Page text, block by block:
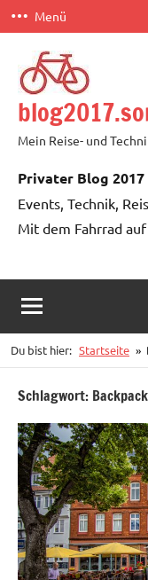
Zum
Inhalt
springen
Menü
Mein Reise- und
Privater Blog 2017
Events, Technik,
Mit dem Fahrrad
Du bist hier: Startseite
Schlagwort: